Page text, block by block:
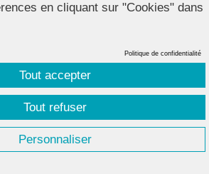
Mentions légales
en cliquant sur "Cookies" dans
Tout accepter
Tout refuser
Personnaliser
Politique de confidentialité